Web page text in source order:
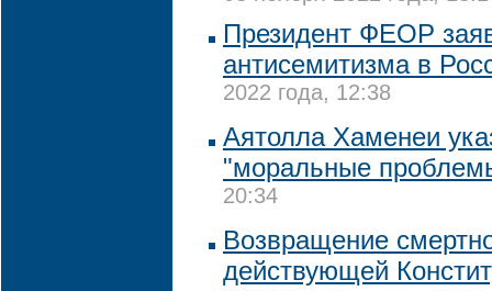
Президент ФЕОР
антисемитизма в
2022 года, 12:38
Аятолла Хаменеи
"моральные
20:34
Возвращение
действующей